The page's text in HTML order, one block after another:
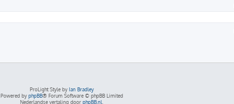
ProLight Style by Ian Bradley
Powered by phpBB® Forum Software © phpBB Limited
Nederlandse vertaling door phpBB.nl